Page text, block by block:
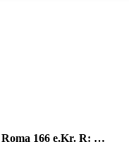
Pax stående mot venstre